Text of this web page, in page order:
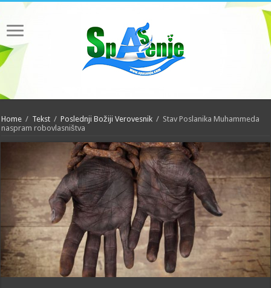
Home / Tekst / Poslednji Božiji Verovesnik / Stav Poslanika Muhammeda
naspram robovlasništva